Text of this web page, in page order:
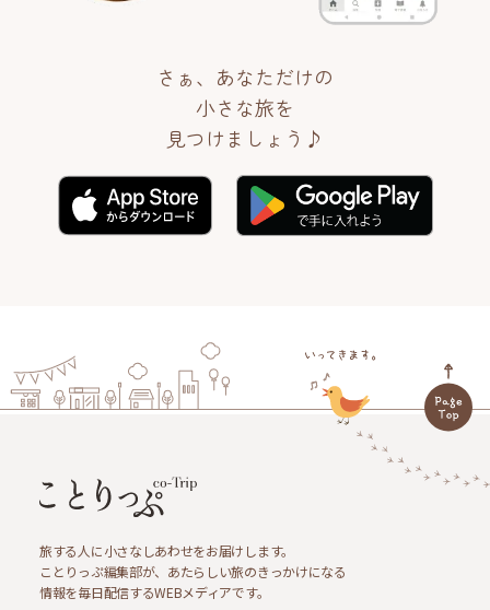
さぁ、あなただけの
小さな旅を
見つけましょう♪
旅する人に小さなしあわせをお届けします。
ことりっぷ編集部が、あたらしい旅のきっかけになる
情報を毎日配信するWEBメディアです。